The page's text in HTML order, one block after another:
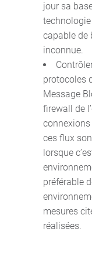
jour sa
capable de
inconnue.
protocoles
Message
firewall de
connexions
ces flux
lorsque
préférable
mesures
réalisées.